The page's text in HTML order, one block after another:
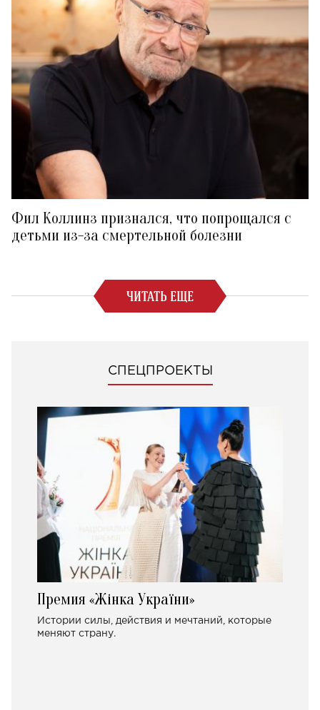
Фил Коллинз признался, что попрощался с
детьми из-за смертельной болезни
ЧИТАТЬ ЕЩЕ
СПЕЦПРОЕКТЫ
Премия «Жінка України»
Истории силы, действия и мечтаний, которые
меняют страну.